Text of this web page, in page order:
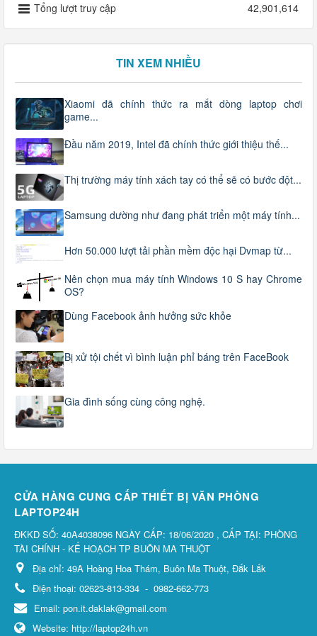
Tổng lượt truy cập
42,901,614
TIN XEM NHIỀU
Xiaomi đã chính thức ra mắt dòng laptop chơi
game...
Đầu năm 2019, Intel đã chính thức giới thiệu thế...
Thị trường máy tính xách tay có thể sẽ có bước đột...
Samsung dường như đang phát triển một máy tính...
Hơn 50.000 lượt tải phần mềm độc hại Dvmap từ...
Nên chọn mua máy tính Windows 10 S hay Chrome
OS?
Dùng Facebook ảnh hưởng sức khỏe
Bị xử tội chết vì bình luận phỉ báng trên FaceBook
Gia đình sống cùng công nghệ.
CỬA HÀNG CUNG CẤP THIẾT BỊ VĂN PHÒNG
LAPTOP24H
ĐKKD SỐ: 40A4038096 NGÀY CẤP: 18/06/2020 , CẤP TẠI: PHÒNG
TÀI CHÍNH - KẾ HOẠCH TP BUÔN MA THUỘT
Địa chỉ: 49A Hoàng Hoa Thám, Buôn Ma Thuột, Đắk Lắk
Điện thoại: 02623-813-334 - 0982-662-773
Email: pon.it.daklak@gmail.com
Website: http://laptop24h.vn